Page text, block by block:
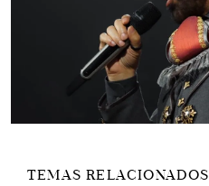
TEMAS RELACIONADOS